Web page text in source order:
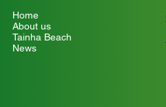
Home
About us
Tainha Beach
News